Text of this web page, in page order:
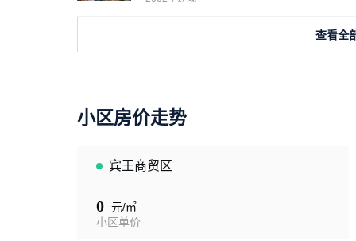
查看全
小区房价走势
宾王商贸区
0 元/㎡
小区单价